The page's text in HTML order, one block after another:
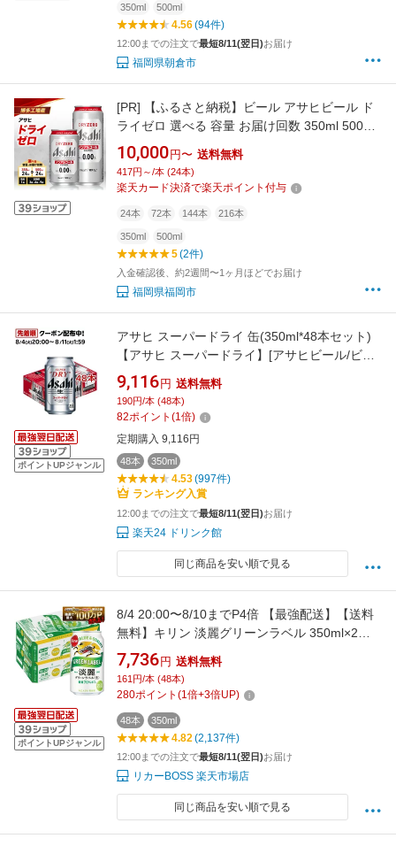
350ml 500ml
4.56(94件)
12:00までの注文で最短8/11(翌日)お届け
福岡県朝倉市
[PR]
【ふるさと納税】ビール アサヒビール ド
ライゼロ 選べる 容量 お届け回数 350ml 500ml
単品 定期 6缶パック 1ケース 24本 アサヒ 缶ビ
ール アルコールフリー ノンアルコール ノンア
ル ノンアルコールビール ノンアルビール セッ
10,000 円〜 送料無料
417円～/本 (24本)
楽天カード決済で楽天ポイント付与
24本 72本 144本 216本
350ml 500ml
5(2件)
入金確認後、約2週間〜1ヶ月ほどでお届け
福岡県福岡市
ポイントUPジャンル
アサヒ スーパードライ 缶(350ml*48本セット)
【アサヒ スーパードライ】[アサヒビール/ビー
ル/スーパードライ]
9,116 円 送料無料
190円/本 (48本)
82ポイント (1倍)
定期購入 9,116円
48本 350ml
4.53(997件)
ランキング入賞
12:00までの注文で最短8/11(翌日)お届け
楽天24 ドリンク館
同じ商品を安い順で見る
ポイントUPジャンル
8/4 20:00〜8/10までP4倍 【最強配送】【送料
無料】キリン 淡麗グリーンラベル 350ml×2ケ
ース/48本YTR ビール 発泡酒 キリンビール
7,736 円 送料無料
161円/本 (48本)
280ポイント (1倍+3倍UP)
48本 350ml
4.82(2,137件)
12:00までの注文で最短8/11(翌日)お届け
リカーBOSS 楽天市場店
同じ商品を安い順で見る